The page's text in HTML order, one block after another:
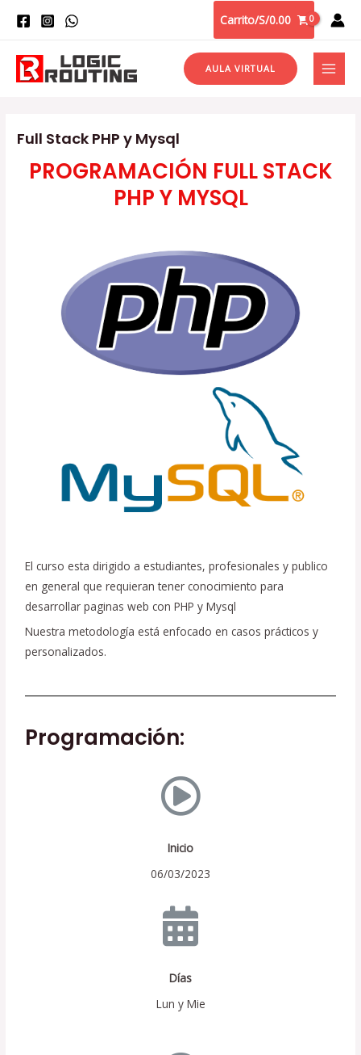
Carrito/S/0.00
AULA VIRTUAL
Full Stack PHP y Mysql
PROGRAMACIÓN FULL STACK
PHP Y MYSQL
El curso esta dirigido a estudiantes, profesionales y publico
en general que requieran tener conocimiento para
desarrollar paginas web con PHP y Mysql
Nuestra metodología está enfocado en casos prácticos y
personalizados.
Programación:
Inicio
06/03/2023
Días
Lun y Mie